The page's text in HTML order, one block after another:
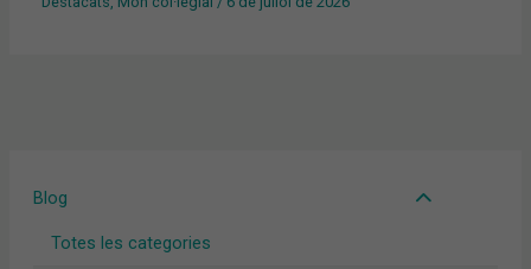
Blog
Totes les categories